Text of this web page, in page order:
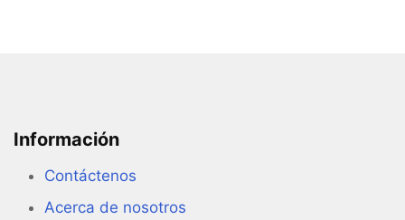
Información
Contáctenos
Acerca de nosotros